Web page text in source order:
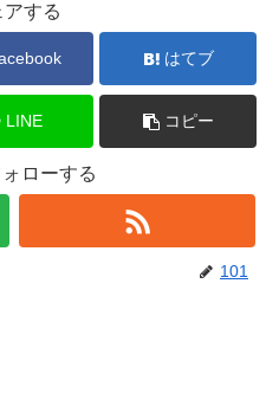
アする
はてブ
LINE コピー
ローする
101